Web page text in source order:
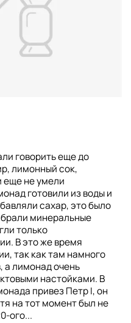
говорить еще до
лимонный сок,
еще не умели
готовили из воды и
сахар, это было
минеральные
только
В это же время
так как там намного
а лимонад очень
настойками. В
привез Петр I, он
на тот момент был не
ого...